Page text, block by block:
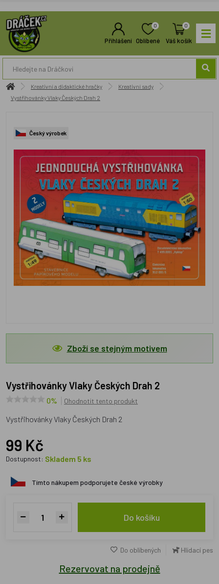
Přihlášení
0
Oblíbené
0
Váš košík
Kreativní a didaktické hračky
Kreativní sady
Vystřihovánky Vlaky Českých Drah 2
Český výrobek
Zboží se stejným motivem
Vystřihovánky Vlaky Českých Drah 2
0% Ohodnotit tento produkt
Vystřihovánky Vlaky Českých Drah 2
99 Kč
Dostupnost: Skladem 5 ks
Tímto nákupem podporujete české výrobky
Do košíku
Do oblíbených Hlídací pes
Rezervovat na prodejně